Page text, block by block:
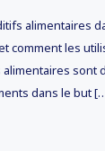
alimentaires
comment les
alimentaires sont
dans le but